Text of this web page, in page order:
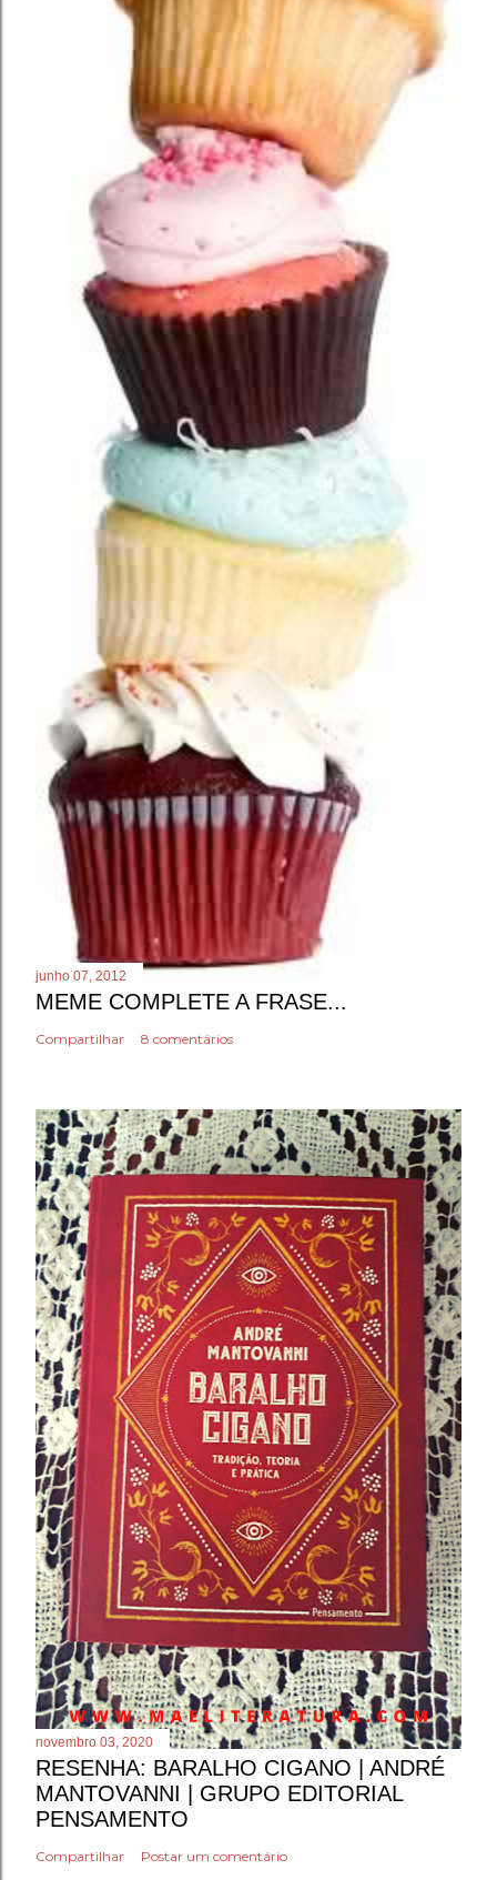
junho 07, 2012
MEME COMPLETE A FRASE...
Compartilhar 8 comentários
novembro 03, 2020
RESENHA: BARALHO CIGANO | ANDRÉ
MANTOVANNI | GRUPO EDITORIAL
PENSAMENTO
Compartilhar Postar um comentário